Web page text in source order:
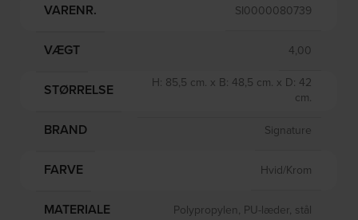
VARENR. SI0000080739
VÆGT 4,00
STØRRELSE
H: 85,5 cm. x B: 48,5 cm. x D: 42
cm.
BRAND Signature
FARVE Hvid/Krom
MATERIALE Polypropylen, PU-læder, stål